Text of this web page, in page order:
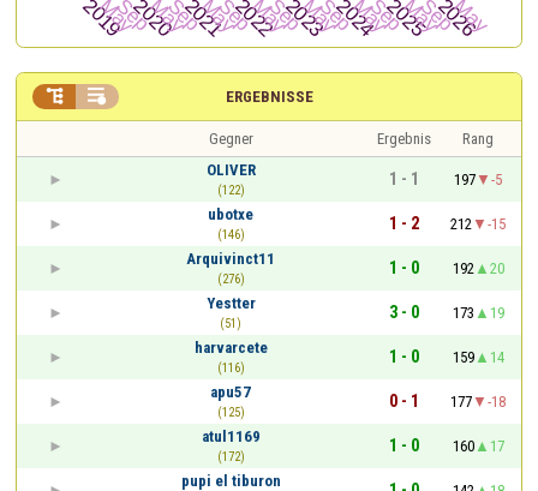
ERGEBNISSE
 
Gegner Ergebnis
Rang
OLIVER
(122)
1 - 1 197
-5
ubotxe
(146)
1 - 2 212
-15
Arquivinct11
(276)
1 - 0 192
20
Yestter
(51)
3 - 0 173
19
harvarcete
(116)
1 - 0 159
14
apu57
(125)
0 - 1 177
-18
atul1169
(172)
1 - 0 160
17
pupi el tiburon